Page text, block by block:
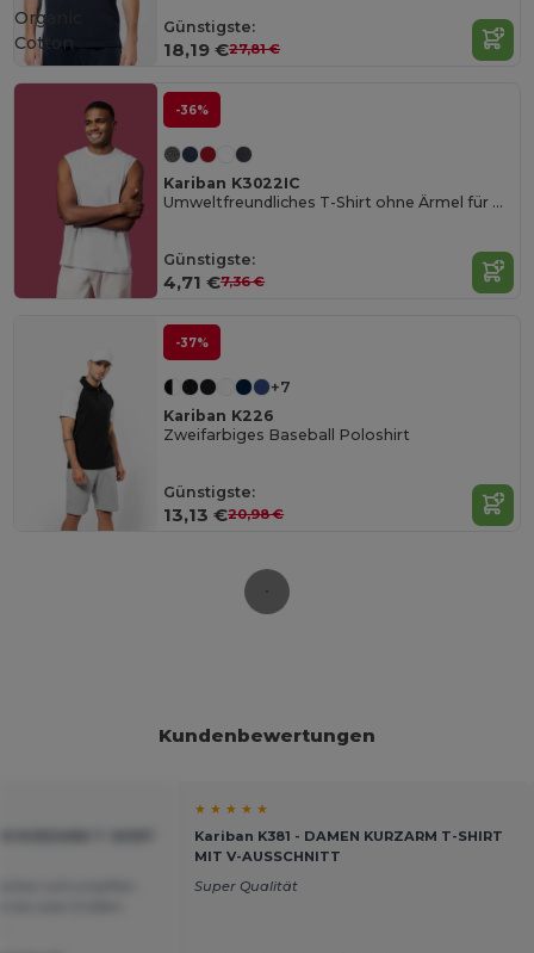
Günstigste:
18,19 €27,81 €
Organic
Cotton
-36%
Kariban K3022IC
Umweltfreundliches T-Shirt ohne Ärmel für Herren
Günstigste:
4,71 €7,36 €
-37%
+7
Kariban K226
Zweifarbiges Baseball Poloshirt
Günstigste:
13,13 €20,98 €
Kundenbewertungen
★ ★ ★ ★ ★
Kariban K381 - DAMEN KURZARM T-SHIRT
MIT V-AUSSCHNITT
Super Qualität